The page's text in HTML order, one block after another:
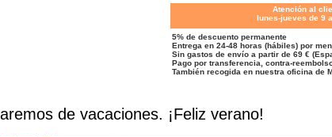
Atención al
lunes-jueves de 9
5% de descuento permanente
Entrega en 24-48 horas (hábiles) por
Sin gastos de envío a partir de 69 €
Pago por transferencia, contra-
También recogida en nuestra oficina de
de vacaciones. ¡Feliz verano!